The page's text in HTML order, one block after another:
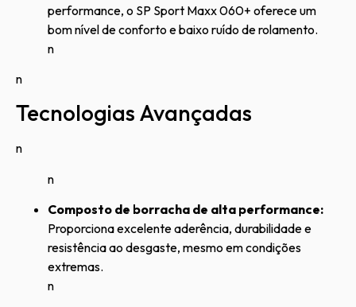
performance, o SP Sport Maxx 060+ oferece um
bom nível de conforto e baixo ruído de rolamento.
n
n
Tecnologias Avançadas
n
n
Composto de borracha de alta performance:
Proporciona excelente aderência, durabilidade e
resistência ao desgaste, mesmo em condições
extremas.
n